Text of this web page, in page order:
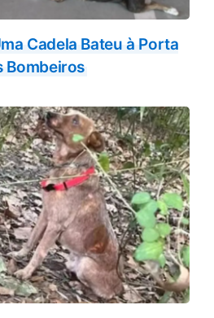
Cadela Bateu à Porta
Bombeiros